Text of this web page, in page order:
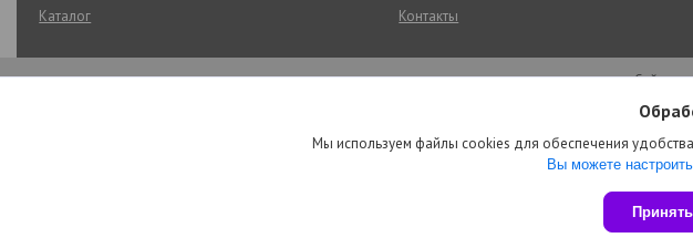
Каталог Контакты
Сайт
Мы используем файлы cookies для обеспечения
Вы можете
Encity.by